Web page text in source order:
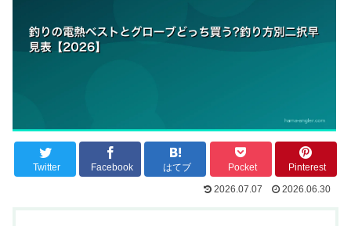
Twitter Facebook はてブ Pocket
Pinterest
2026.07.07
2026.06.30